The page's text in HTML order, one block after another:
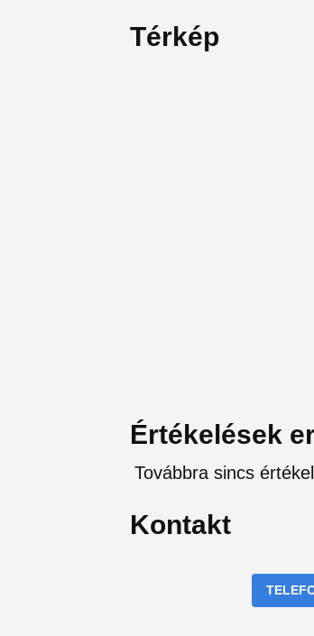
Térkép
Értékelések
Továbbra sincs
Kontakt